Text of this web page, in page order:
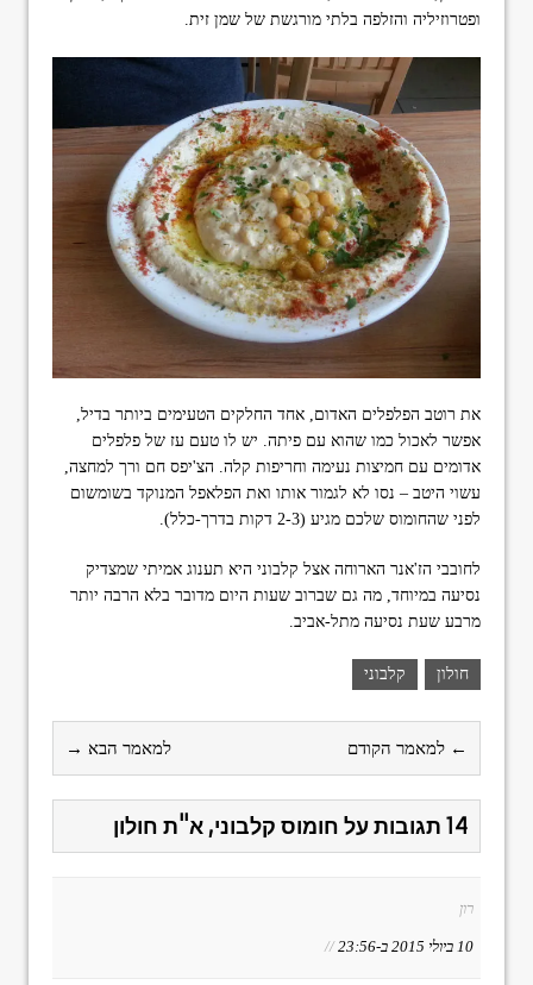
ופטרוזיליה והזלפה בלתי מורגשת של שמן זית.
את רוטב הפלפלים האדום, אחד החלקים הטעימים ביותר בדיל,
אפשר לאכול כמו שהוא עם פיתה. יש לו טעם עז של פלפלים
אדומים עם חמיצות נעימה וחריפות קלה. הצ'יפס חם ורך למחצה,
עשוי היטב – נסו לא לגמור אותו ואת הפלאפל המנוקד בשומשום
לפני שהחומוס שלכם מגיע (2-3 דקות בדרך-כלל).
לחובבי הז'אנר הארוחה אצל קלבוני היא תענוג אמיתי שמצדיק
נסיעה במיוחד, מה גם שברוב שעות היום מדובר בלא הרבה יותר
מרבע שעת נסיעה מתל-אביב.
חולון קלבוני
← למאמר הקודם למאמר הבא →
14 תגובות על חומוס קלבוני, א"ת חולון
רון
10 ביולי 2015 ב-23:56 //